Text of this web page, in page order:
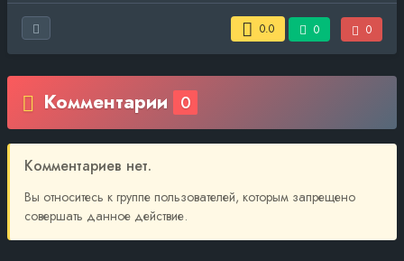
0.0 0 0
Комментарии 0
Комментариев нет.
Вы относитесь к группе пользователей, которым запрещено
совершать данное действие.